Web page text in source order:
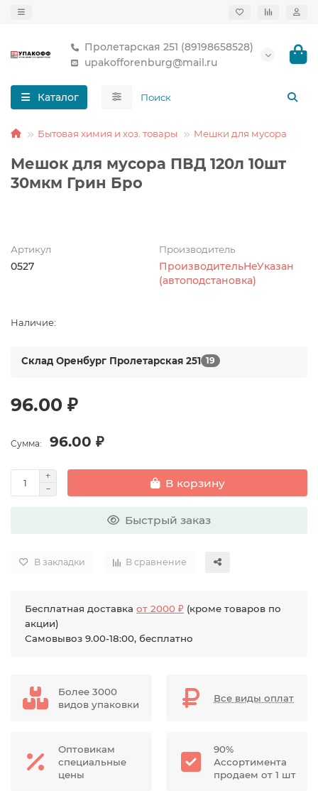
Пролетарская 251 (89198658528)
upakofforenburg@mail.ru
Каталог
Бытовая химия и хоз. товары Мешки для мусора
Мешок для мусора ПВД 120л 10шт
30мкм Грин Бро
Артикул
0527
Производитель
ПроизводительНеУказан
(автоподстановка)
Наличие:
Склад Оренбург Пролетарская 251 19
96.00 ₽
Сумма: 96.00 ₽
В корзину
Быстрый заказ
В закладки В сравнение
Бесплатная доставка от 2000 ₽ (кроме товаров по
акции)
Самовывоз 9.00-18:00, бесплатно
Более 3000
видов упаковки
Все виды оплат
Оптовикам
специальные
цены
90%
Ассортимента
продаем от 1 шт